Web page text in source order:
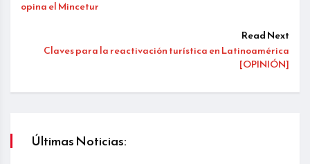
opina el Mincetur
Read Next
Claves para la reactivación turística en Latinoamérica
[OPINIÓN]
Últimas Noticias: